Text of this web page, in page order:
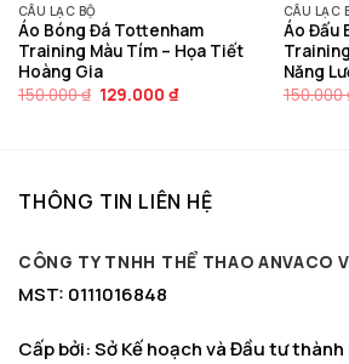
CÂU LẠC BỘ
Áo Bóng Đá Tottenham
Training Màu Tím – Họa Tiết
Hoàng Gia
150.000₫ Giá
129.000 ₫Giá
CÂU LẠC
Áo Đấu
Năng
150.000
THÔNG TIN LIÊN HỆ
CÔNG TY TNHH THỂ THAO ANVACO
MST: 0111016848
Cấp bởi: Sở Kế hoạch và Đầu tư thành